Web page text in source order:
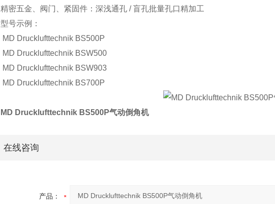
精密五金、阀门、紧固件：深浅通孔 / 盲孔批量孔口精加工
型号示例：
MD Drucklufttechnik BS500P
MD Drucklufttechnik BSW500
MD Drucklufttechnik BSW903
MD Drucklufttechnik BS700P
MD Drucklufttechnik BS500P气动倒角机
在线咨询
产品：